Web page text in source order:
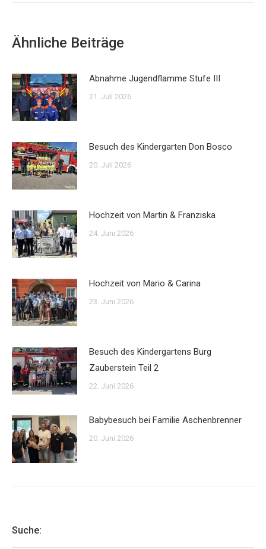
Ähnliche Beiträge
Abnahme Jugendflamme Stufe III
21. Juli 2026
Besuch des Kindergarten Don Bosco
20. Juli 2026
Hochzeit von Martin & Franziska
24. Juni 2026
Hochzeit von Mario & Carina
23. Juni 2026
Besuch des Kindergartens Burg
Zauberstein Teil 2
22. Juni 2026
Babybesuch bei Familie Aschenbrenner
20. Juni 2026
Suche: